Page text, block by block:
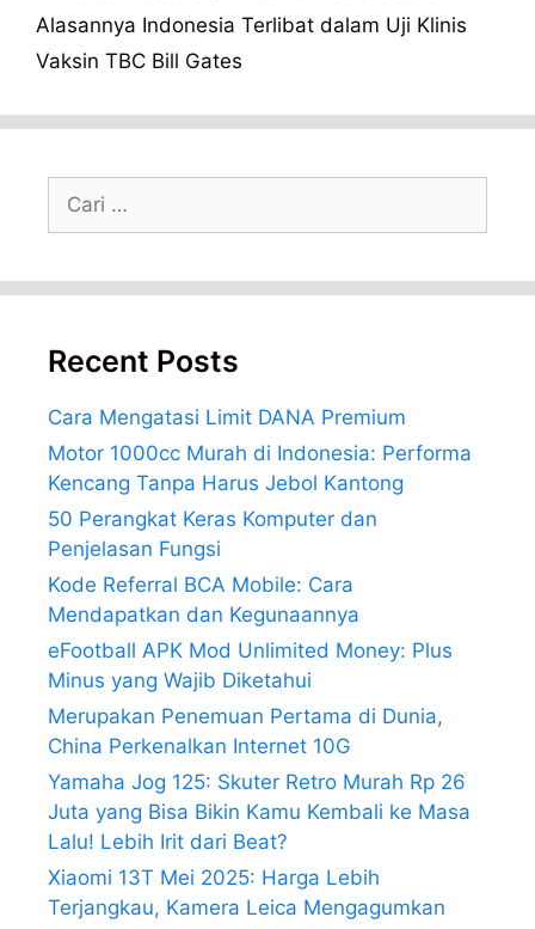
Alasannya Indonesia Terlibat dalam Uji Klinis
Vaksin TBC Bill Gates
untuk:
Recent Posts
Cara Mengatasi Limit DANA Premium
Motor 1000cc Murah di Indonesia: Performa
Kencang Tanpa Harus Jebol Kantong
50 Perangkat Keras Komputer dan
Penjelasan Fungsi
Kode Referral BCA Mobile: Cara
Mendapatkan dan Kegunaannya
eFootball APK Mod Unlimited Money: Plus
Minus yang Wajib Diketahui
Merupakan Penemuan Pertama di Dunia,
China Perkenalkan Internet 10G
Yamaha Jog 125: Skuter Retro Murah Rp 26
Juta yang Bisa Bikin Kamu Kembali ke Masa
Lalu! Lebih Irit dari Beat?
Xiaomi 13T Mei 2025: Harga Lebih
Terjangkau, Kamera Leica Mengagumkan